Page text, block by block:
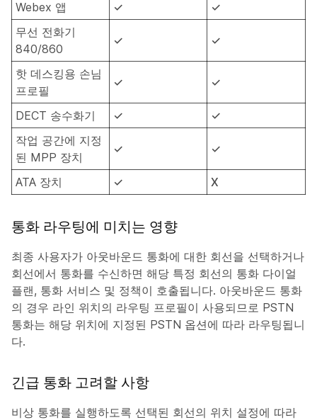
Webex 앱 ✓
✓
무선 전화기
840/860
✓ ✓
핫 데스킹용 손님
프로필
✓ ✓
DECT 송수화기 ✓
✓
작업 공간에 지정
된 MPP 장치
✓ ✓
ATA 장치 ✓ X
통화 라우팅에 미치는 영향
최종 사용자가 아웃바운드 통화에 대한 회선을 선택하거나
회선에서 통화를 수신하면 해당 특정 회선의 통화 다이얼
플랜, 통화 서비스 및 정책이 호출됩니다. 아웃바운드 통화
의 경우 라인 위치의 라우팅 프로필이 사용되므로 PSTN
통화는 해당 위치에 지정된 PSTN 옵션에 따라 라우팅됩니
다.
긴급 통화 고려할 사항
비상 통화를 실행하도록 선택된 회선의 위치 설정에 따라